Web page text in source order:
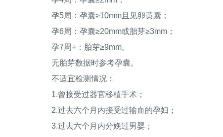
孕5周：孕囊≥10mm且见卵黄囊；
孕6周：孕囊≥20mm或胎芽≥3mm；
孕7周+：胎芽≥9mm。
无胎芽数据时参考孕囊。
不适宜检测情况：
1.曾接受过器官移植手术；
2.过去六个月内接受过输血的孕妇；
3.过去六个月内分娩过男婴；